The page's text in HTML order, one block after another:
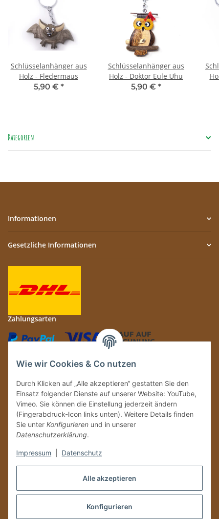
Alle akzeptieren
Konfigurieren
Wie wir Cookies & Co nutzen
Durch Klicken auf „Alle akzeptieren“ gestatten Sie den
Einsatz folgender Dienste auf unserer Website: YouTube,
Vimeo. Sie können die Einstellung jederzeit ändern
(Fingerabdruck-Icon links unten). Weitere Details finden
Sie unter Konfigurieren und in unserer
Datenschutzerklärung.
Impressum Datenschutz
Schlüsselanhänger aus
Holz - Fledermaus
5,90 € *
Schlüsselanhänger aus
Holz - Doktor Eule Uhu
5,90 € *
Kategorien
Informationen
Gesetzliche Informationen
Zahlungsarten
Auf Nummer sicher
Ein Partnershop der
Vertrag widerrufen